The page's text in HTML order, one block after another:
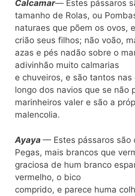
Calcamar—Estes pássaros
tamanho de Rolas, ou
naturaes que põem os ovos,
crião seus filhos; não voão,
azas e pés nadão sobre o
adivinhão muito calmarias
e chuveiros, e são tantos nas
longo dos navios que se não
marinheiros valer e são a
malencolia.
Ayaya — Estes pássaros são
Pegas, mais brancos que
graciosa de hum branco
vermelho, o bico
comprido, e parece huma